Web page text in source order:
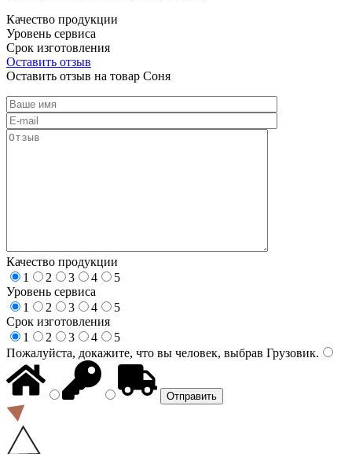
Качество продукции
Уровень сервиса
Срок изготовления
Оставить отзыв
Оставить отзыв на товар Соня
Качество продукции
1
2 3 4
5
Уровень сервиса
1
2 3 4
5
Срок изготовления
1
2 3 4
5
Пожалуйста, докажите, что вы человек, выбрав Грузовик.